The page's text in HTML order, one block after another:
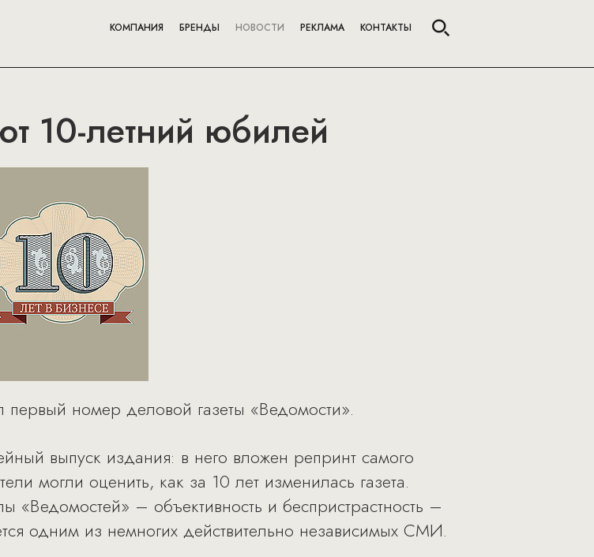
КОМПАНИЯ БРЕНДЫ НОВОСТИ РЕКЛАМА КОНТАКТЫ
10-летний юбилей
номер деловой газеты «Ведомости».
выпуск издания: в него вложен репринт самого
могли оценить, как за 10 лет изменилась газета.
– объективность и беспристрастность –
одним из немногих действительно независимых СМИ.